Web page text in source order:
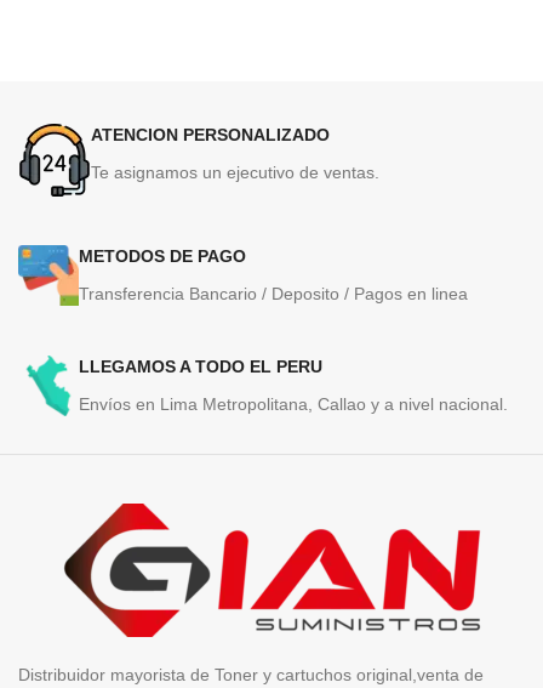
ATENCION PERSONALIZADO
Te asignamos un ejecutivo de ventas.
METODOS DE PAGO
Transferencia Bancario / Deposito / Pagos en linea
LLEGAMOS A TODO EL PERU
Envíos en Lima Metropolitana, Callao y a nivel nacional.
Distribuidor mayorista de Toner y cartuchos original,venta de